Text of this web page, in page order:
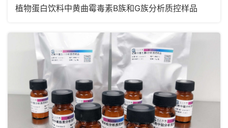
植物蛋白饮料中黄曲霉毒素B族和G族分析质控样品